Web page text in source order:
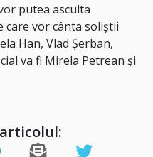
putea asculta
care vor cânta soliștii
Han, Vlad Șerban,
va fi Mirela Petrean și